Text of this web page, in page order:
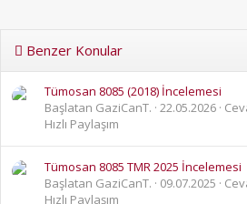
Benzer Konular
Tümosan 8085 (2018) İncelemesi
Başlatan GaziCanT. 22.05.2026
Hızlı Paylaşım
Tümosan 8085 TMR 2025 İncelemesi
Başlatan GaziCanT.
09.07.2025
Hızlı Paylaşım